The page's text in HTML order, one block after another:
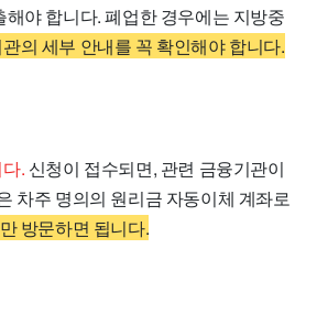
야 합니다. 폐업한 경우에는 지방중
의 세부 안내를 꼭 확인해야 합니다.
. 신청이 접수되면, 관련 금융기관이
차주 명의의 원리금 자동이체 계좌로
방문하면 됩니다.